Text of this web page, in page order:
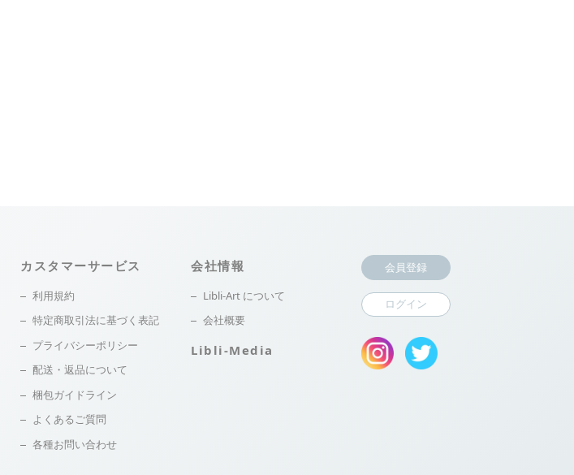
カスタマーサービス
利用規約
特定商取引法に基づく表記
プライバシーポリシー
配送・返品について
梱包ガイドライン
よくあるご質問
各種お問い合わせ
会社情報
Libli-Art について
会社概要
Libli-Media
会員登録
ログイン